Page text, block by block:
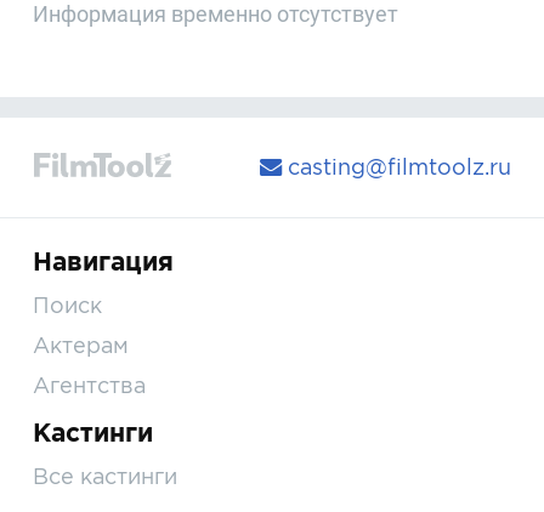
Информация временно отсутствует
casting@filmtoolz.ru
Навигация
Поиск
Актерам
Агентства
Кастинги
Все кастинги